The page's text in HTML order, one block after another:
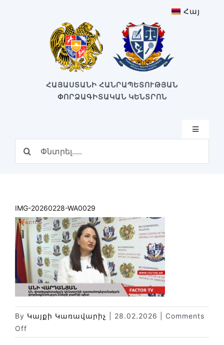
Հայ
ՀԱՅԱՍՏԱՆԻ ՀԱՆՐԱՊԵՏՈՒԹՅԱՆ
ՓՈՐՁԱԳԻՏԱԿԱՆ ԿԵՆՏՐՈՆ
Toggle
Կառուցվածք
Փորձաքննությունների տեսակները
Նորություններ
Գրադարան
Կայքի քարտեզ
IMG-20260228-WA0029
By Կայքի Կառավարիչ 28.02.2026
Comments
Off
IMG-